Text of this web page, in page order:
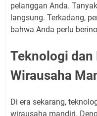
pelanggan Anda.
langsung. Terkadang,
bahwa Anda perlu
Teknologi
Wirausaha
Di era sekarang,
wirausaha mandiri.